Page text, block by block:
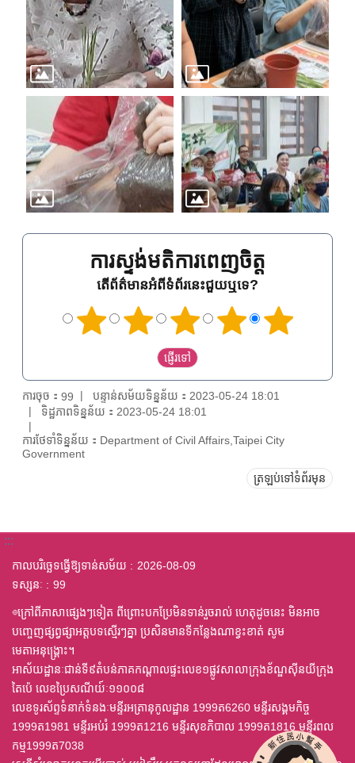
ការស្ទង់មតិការពេញចិត្ត
តើព័ត៌មានអំពីទំព័រនេះជួយឬទេ?
ការចុច： 99
បន្ទាន់សម័យទិន្នន័យ：2023-05-24 18:01
ទិដ្ឋភាពទិន្នន័យ：2023-05-24 18:01
ការថែទាំទិន្នន័យ：Department of Civil Affairs,Taipei City
Government
ត្រឡប់ទៅទំព័រមុន
:::
កាលបរិច្ឆេទធ្វើឱ្យទាន់សម័យ
2026-08-09
ទស្សនៈ
99
◎ក្រៅពីភាសាផ្សេងៗទៀត ពីព្រោះបកប្រែមិនទាន់រួចរាល់ ហេតុដូចនេះ មិនអាច
បញ្ចេញផ្សព្វផ្សាអត្តបទស្មើរៗគ្នា ប្រសិនមានទីកន្លែងណាខ្វះខាត់ សូម
មេតាអនុង្គ្រោះ។
អាស័យដ្ឋានៈជាន់ទី៩តំបន់ភាគកណ្តាលផ្ទះលេខ១ផ្លូវសាលាក្រុងខ័ណ្ឌស៊ីនយីក្រុង
តៃប៉េ លេខប្រៃសណីយ៍ៈ១១០០៨
លេខទូរស័ព្ទទំនាក់ទំនងៈមន្ទីរអត្រានុកូលដ្ឋាន 1999ត6260 មន្ទីរសង្គមកិច្ច
1999ត1981 មន្ទីរអប់រំ 1999ត1216 មន្ទីរសុខភិបាល 1999ត1816 មន្ទីរពល
កម្ម1999ត7038